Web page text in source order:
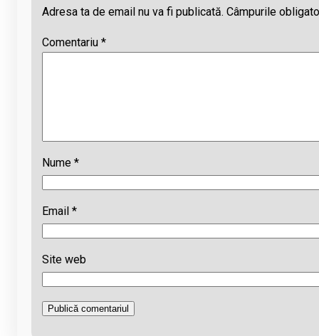
Adresa ta de email nu va fi publicată. Câmpurile
Comentariu *
Nume *
Email *
Site web